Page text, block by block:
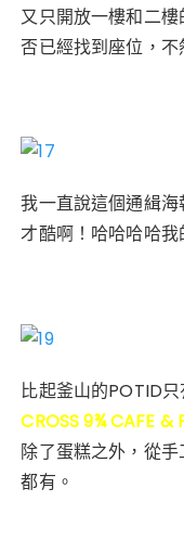
又只開放一樓和二
否已經找到座位，不
我一直說這個通緝
才酷啊！哈哈哈哈
比起釜山的POTID
CROSS 9¾ CAFE &
除了蛋糕之外，從
都有。